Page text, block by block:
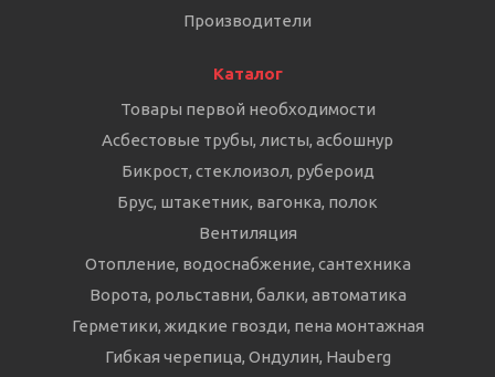
Производители
Каталог
Товары первой необходимости
Асбестовые трубы, листы, асбошнур
Бикрост, стеклоизол, рубероид
Брус, штакетник, вагонка, полок
Вентиляция
Отопление, водоснабжение, сантехника
Ворота, рольставни, балки, автоматика
Герметики, жидкие гвозди, пена монтажная
Гибкая черепица, Ондулин, Hauberg